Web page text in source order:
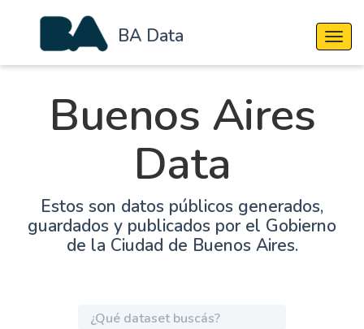
BA Data
Buenos Aires
Data
Estos son datos públicos generados,
guardados y publicados por el Gobierno
de la Ciudad de Buenos Aires.